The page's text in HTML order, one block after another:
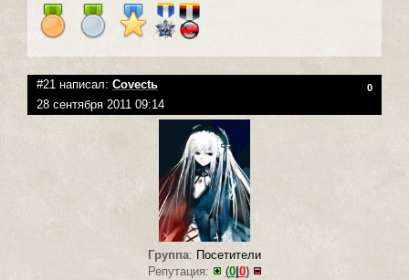
#21 написал: Covectь 0
28 сентября 2011 09:14
Группа: Посетители
Репутация:
(0| 0)